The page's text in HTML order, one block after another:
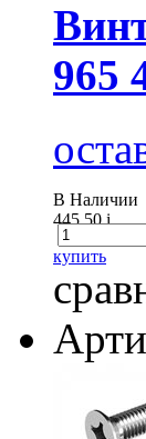
965
В Наличии
445.50i
купить